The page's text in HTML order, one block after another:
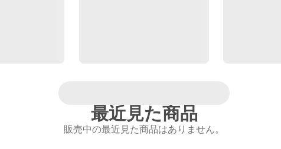
最近見た商品
販売中の最近見た商品はありません。